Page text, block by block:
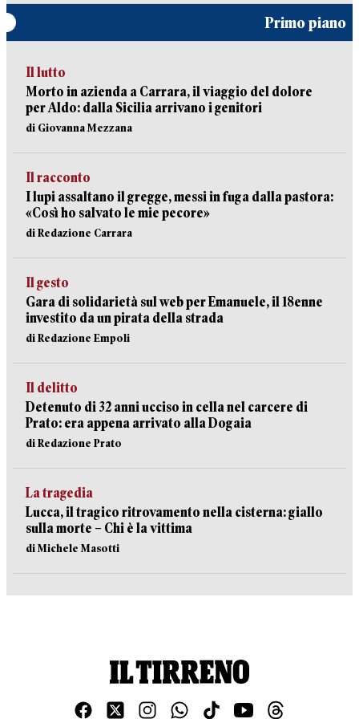
Primo piano
Il lutto
Morto in azienda a Carrara, il viaggio del dolore
per Aldo: dalla Sicilia arrivano i genitori
di Giovanna Mezzana
Il racconto
I lupi assaltano il gregge, messi in fuga dalla pastora:
«Così ho salvato le mie pecore»
di Redazione Carrara
Il gesto
Gara di solidarietà sul web per Emanuele, il 18enne
investito da un pirata della strada
di Redazione Empoli
Il delitto
Detenuto di 32 anni ucciso in cella nel carcere di
Prato: era appena arrivato alla Dogaia
di Redazione Prato
La tragedia
Lucca, il tragico ritrovamento nella cisterna: giallo
sulla morte – Chi è la vittima
di Michele Masotti